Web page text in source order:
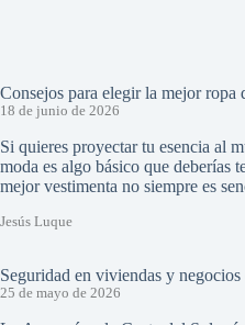
Consejos para elegir la mejor ropa
18 de junio de 2026
Si quieres proyectar tu esencia al
moda es algo básico que deberías
mejor vestimenta no siempre es
Jesús Luque
Seguridad en viviendas y
25 de mayo de 2026